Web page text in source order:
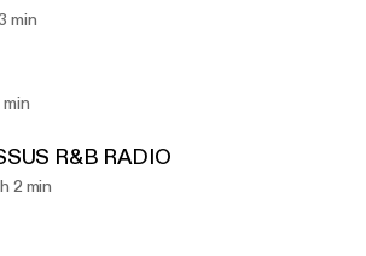
min
min
R&B RADIO
2 min